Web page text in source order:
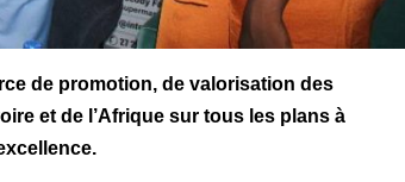
de promotion, de valorisation des
et de l’Afrique sur tous les plans à